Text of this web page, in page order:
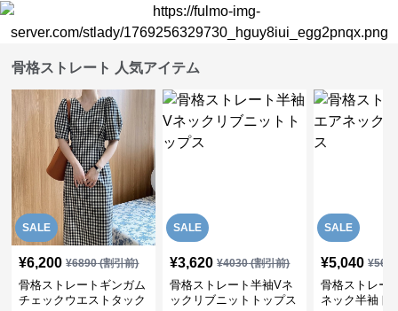
骨格ストレート 人気アイテム
SALE
¥6,200 ¥6890(割引前)
骨格ストレートギンガム
チェックウエストタック
SALE
¥3,620 ¥4030(割引前)
骨格ストレート半袖Vネ
ックリブニットトップス
SALE
¥5,040 ¥
骨格ストレー
ネック半袖ト